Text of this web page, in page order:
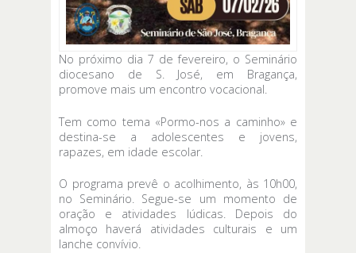
No próximo dia 7 de fevereiro, o Seminário
diocesano de S. José, em Bragança,
promove mais um encontro vocacional.
Tem como tema «Pormo-nos a caminho» e
destina-se a adolescentes e jovens,
rapazes, em idade escolar.
O programa prevê o acolhimento, às 10h00,
no Seminário. Segue-se um momento de
oração e atividades lúdicas. Depois do
almoço haverá atividades culturais e um
lanche convívio.